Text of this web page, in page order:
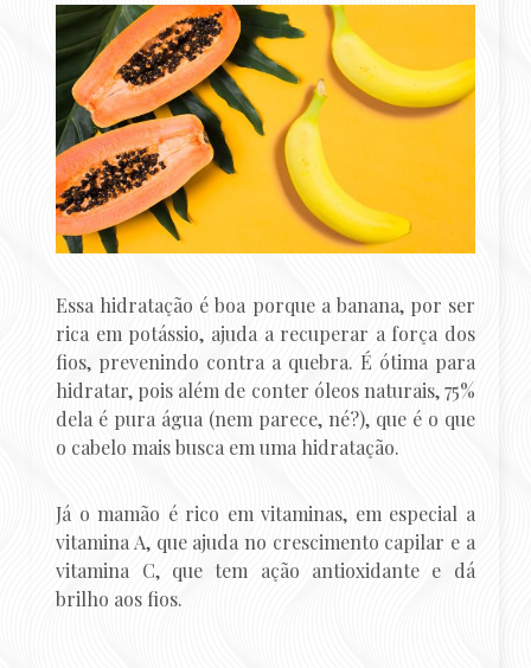
Essa hidratação é boa porque a banana, por ser
rica em potássio, ajuda a recuperar a força dos
fios, prevenindo contra a quebra. É ótima para
hidratar, pois além de conter óleos naturais, 75%
dela é pura água (nem parece, né?), que é o que
o cabelo mais busca em uma hidratação.
Já o mamão é rico em vitaminas, em especial a
vitamina A, que ajuda no crescimento capilar e a
vitamina C, que tem ação antioxidante e dá
brilho aos fios.